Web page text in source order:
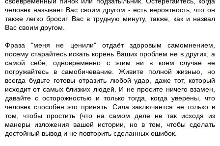
человек называет Вас своим другом - есть вероятность, что он
также легко бросит Вас в трудную минуту, также, как и назвал
Вас своим другом.
Фраза "меня не ценили" отдаёт здоровым самомнением,
посему старайтесь искать корень Ваших проблем не в других, а
самой себе, одновременно с этим ни в коем случае не
погружайтесь в самобичевание. Живите полной жизнью, но
всегда будьте готовы отразить любой удар, даже тот, который
исходит от самых близких людей. И не просите ничего взамен,
давайте с осторожностью и только тогда, когда уверены, что
человек способен это принять. Сила заключается не только в
том, чтобы простить (что на самом деле не так исходя из
манеры изложения вашей истории, но в том, чтобы сделать
достойный вывод и не повторить сделанных ошибок.